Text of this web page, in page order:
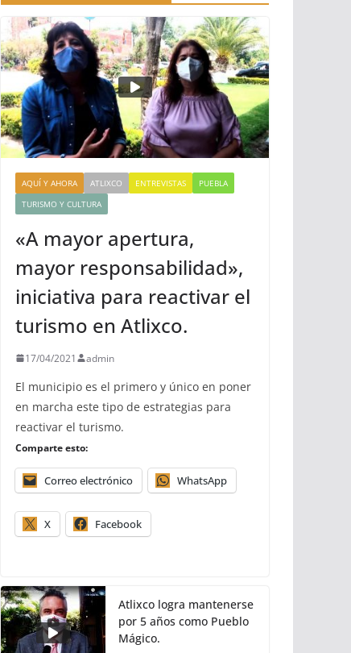
AQUÍ Y AHORA ATLIXCO ENTREVISTAS
PUEBLA
TURISMO Y CULTURA
«A mayor apertura,
mayor responsabilidad»,
iniciativa para reactivar el
turismo en Atlixco.
17/04/2021 admin
El municipio es el primero y único en poner
en marcha este tipo de estrategias para
reactivar el turismo.
Comparte esto:
Correo electrónico WhatsApp
X Facebook
Atlixco logra mantenerse
por 5 años como Pueblo
Mágico.